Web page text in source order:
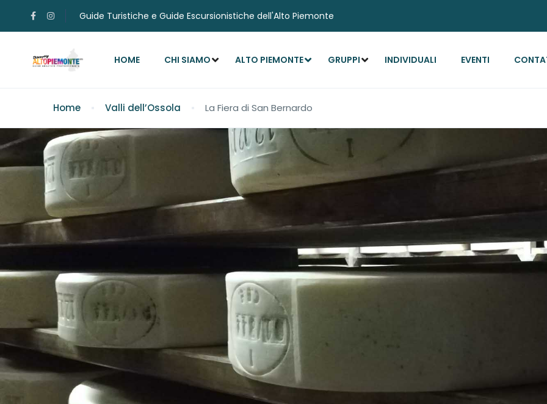
Guide Turistiche e Guide Escursionistiche dell'Alto Piemonte
HOME CHI SIAMO ALTO PIEMONTE GRUPPI INDIVIDUALI EVENTI
Home Valli dell’Ossola La Fiera di San Bernardo